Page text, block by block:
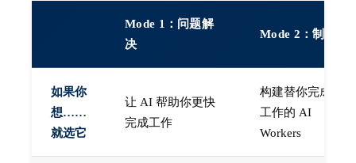
Mode 1：问题解
决
Mode 2：制造
如果你
想……
就选它
让 AI 帮助你更快
完成工作
构建替你完成
工作的 AI
Workers